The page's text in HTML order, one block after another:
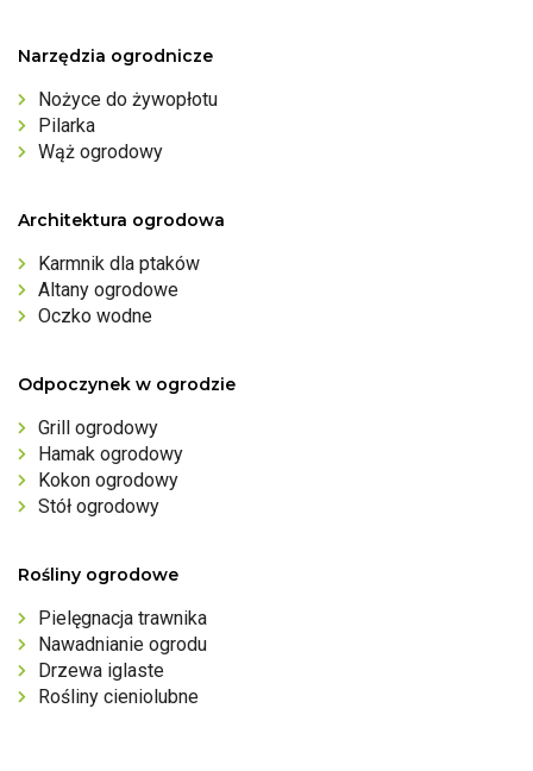
Narzędzia ogrodnicze
Nożyce do żywopłotu
Pilarka
Wąż ogrodowy
Architektura ogrodowa
Karmnik dla ptaków
Altany ogrodowe
Oczko wodne
Odpoczynek w ogrodzie
Grill ogrodowy
Hamak ogrodowy
Kokon ogrodowy
Stół ogrodowy
Rośliny ogrodowe
Pielęgnacja trawnika
Nawadnianie ogrodu
Drzewa iglaste
Rośliny cieniolubne